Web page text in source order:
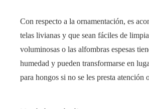
Con respecto a la ornamentación, es
telas livianas y que sean fáciles de
voluminosas o las alfombras espesas
humedad y pueden transformarse en
para hongos si no se les presta atención